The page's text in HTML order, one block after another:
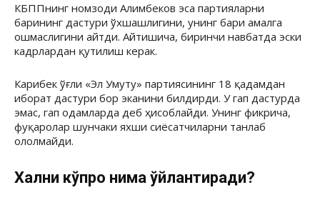
КБППнинг номзоди Алимбеков эса партияларни
барининг дастури ўхшашлигини, унинг бари амалга
ошмаслигини айтди. Айтишича, биринчи навбатда эски
кадрлардан қутилиш керак.
Карибек ўғли «Эл Умуту» партиясининг 18 қадамдан
иборат дастури бор эканини билдирди. У гап дастурда
эмас, гап одамларда деб ҳисоблайди. Унинг фикрича,
фуқаролар шунчаки яхши сиёсатчиларни танлаб
ололмайди.
Халқни кўпроқ нима ўйлантиради?